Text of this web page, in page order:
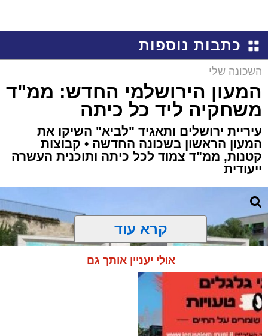
כתבות נוספות
השכונה שלי
המעון הירושלמי החדש: ממ"ד
משחקיה ליד כל כיתה
עיריית ירושלים ותאגיד "לביא" השיקו את
המעון הראשון בשכונה החדשה • קבוצות
קטנות, ממ"ד צמוד לכל כיתה ותוכנית העשרה
ייעודית
קרא עוד
אולי יעניין אותך גם